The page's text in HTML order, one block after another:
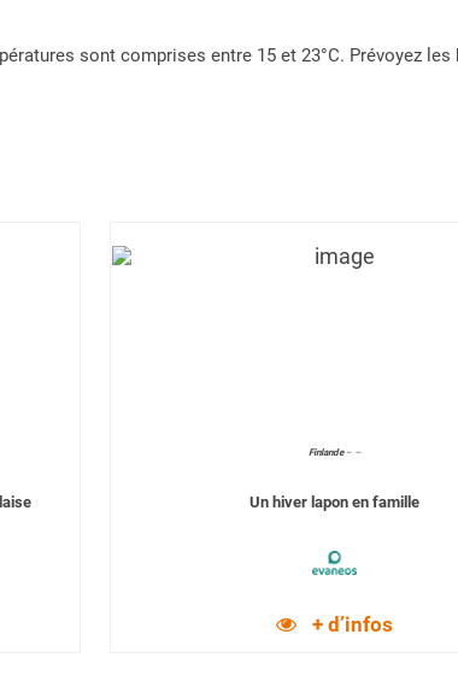
sont comprises entre 15 et 23°C. Prévoyez les
Finlande– –
Un hiver lapon en famille
+ d’infos